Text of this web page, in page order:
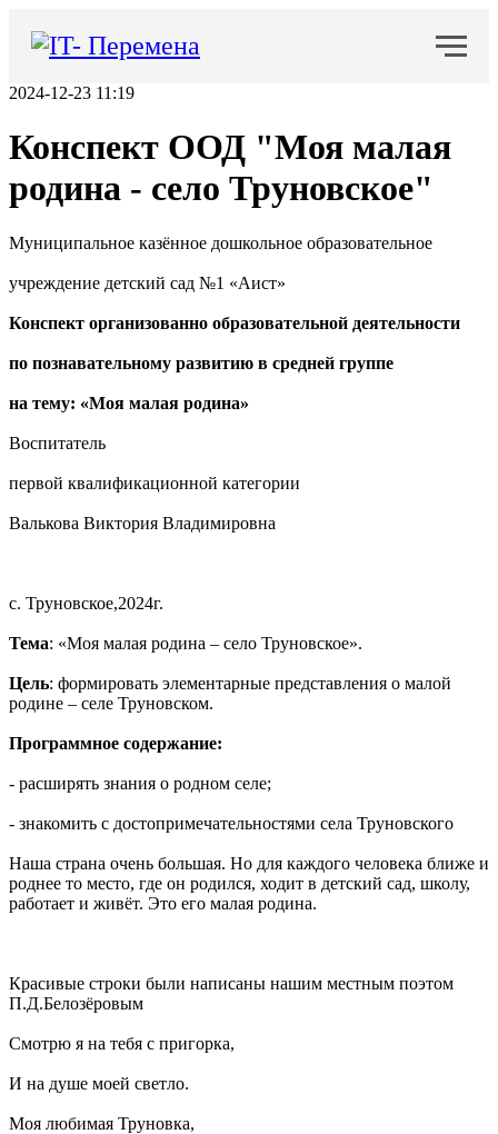
2024-12-23 11:19
Конспект ООД "Моя малая
родина - село Труновское"
Муниципальное казённое дошкольное образовательное
учреждение детский сад №1 «Аист»
Конспект организованно образовательной деятельности
по познавательному развитию в средней группе
на тему: «Моя малая родина»
Воспитатель
первой квалификационной категории
Валькова Виктория Владимировна
с. Труновское,2024г.
Тема: «Моя малая родина – село Труновское».
Цель: формировать элементарные представления о малой
родине – селе Труновском.
Программное содержание:
- расширять знания о родном селе;
- знакомить с достопримечательностями села Труновского
Наша страна очень большая. Но для каждого человека ближе и
роднее то место, где он родился, ходит в детский сад, школу,
работает и живёт. Это его малая родина.
Красивые строки были написаны нашим местным поэтом
П.Д.Белозёровым
Смотрю я на тебя с пригорка,
И на душе моей светло.
Моя любимая Труновка,